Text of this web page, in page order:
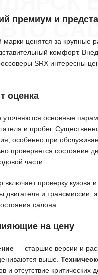
премиум и
марки ценятся за
комфорт.
SRX интересны
оценка
уточняются основные
и пробег.
особенно при
проверяется состояние
части.
включает проверку кузова
двигателя и трансмиссии,
салона.
на цену
— старшие версии и
выше.
и отсутствие критических